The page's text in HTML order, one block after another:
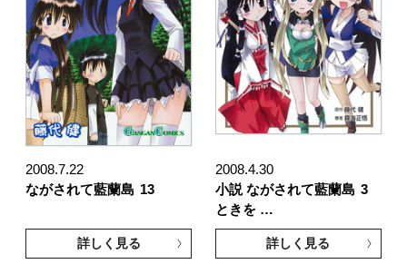
2008.7.22
ながされて藍蘭島 13
詳しく見る
2008.4.30
小説 ながされて藍蘭島 3
ときを …
詳しく見る